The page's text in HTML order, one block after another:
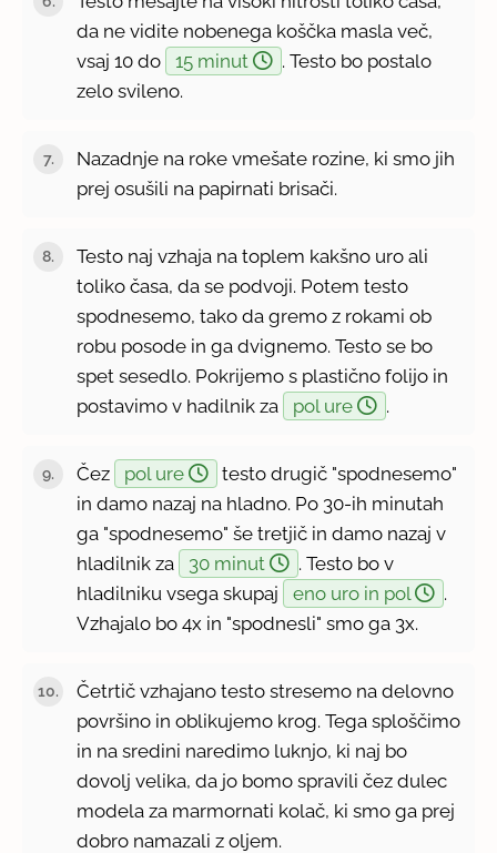
da ne vidite nobenega koščka masla več,
vsaj 10 do
15 minut
. Testo bo postalo
zelo svileno.
Nazadnje na roke vmešate rozine, ki smo jih
prej osušili na papirnati brisači.
Testo naj vzhaja na toplem kakšno uro ali
toliko časa, da se podvoji. Potem testo
spodnesemo, tako da gremo z rokami ob
robu posode in ga dvignemo. Testo se bo
spet sesedlo. Pokrijemo s plastično folijo in
postavimo v hadilnik za
pol ure .
Čez pol ure
testo drugič "spodnesemo"
in damo nazaj na hladno. Po 30-ih minutah
ga "spodnesemo" še tretjič in damo nazaj v
hladilnik za
30 minut
. Testo bo v
hladilniku vsega skupaj
eno uro in pol
.
Vzhajalo bo 4x in "spodnesli" smo ga 3x.
Četrtič vzhajano testo stresemo na delovno
površino in oblikujemo krog. Tega sploščimo
in na sredini naredimo luknjo, ki naj bo
dovolj velika, da jo bomo spravili čez dulec
modela za marmornati kolač, ki smo ga prej
dobro namazali z oljem.